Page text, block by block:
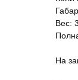
Вес:
На